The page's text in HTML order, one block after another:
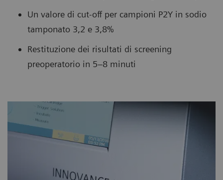
Un valore di cut-off per campioni P2Y in sodio
tamponato 3,2 e 3,8%
Restituzione dei risultati di screening
preoperatorio in 5–8 minuti